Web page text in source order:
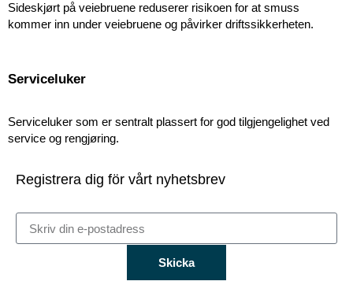
Sideskjørt på veiebruene reduserer risikoen for at smuss
kommer inn under veiebruene og påvirker driftssikkerheten.
Serviceluker
Serviceluker som er sentralt plassert for god tilgjengelighet ved
service og rengjøring.
Registrera dig för vårt nyhetsbrev
Skicka